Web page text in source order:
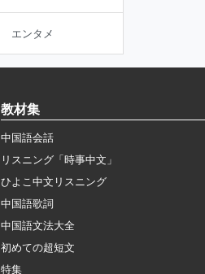
エンタメ
教材集
中国語会話
リスニング「時事中文」
ひよこ中文リスニング
中国語歌詞
中国語文法大全
初めての超短文
特集